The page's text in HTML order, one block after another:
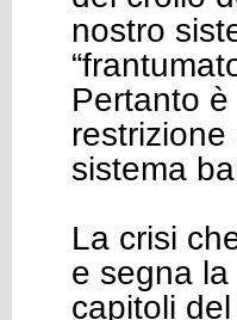
nostro
Pertanto
sistema
La crisi
e segna
capitoli